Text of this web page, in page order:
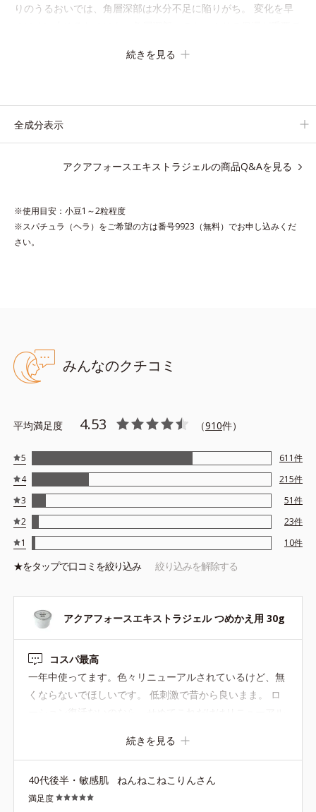
りのうるおいでは、角層深部は水分不足に陥りがち。 変化を早
アクアフォースエキストラジェルは、コクのあるジェルが肌にな
ス、オリゴペプチド配合＝保湿成分
●ヒアルロン酸Na配合＝肌を保護する保湿成分
●ピュアアクアエッセンス（アクアジェリーマトリックス（R）、ゴ
ボウ根エキス、アミノ酸コンプレックスをブレンドしたオルビス
続きを見る
全成分表示
アクアフォースエキストラジェルの商品Q&Aを見る
※使用目安：小豆1～2粒程度
※スパチュラ（ヘラ）をご希望の方は番号9923（無料）でお申し込みくだ
さい。
みんなのクチコミ
平均満足度 4.53 （910件）
5 611件
4
215件
3
51件
2
23件
1
10件
★をタップで口コミを絞り込み 絞り込みを解除する
アクアフォースエキストラジェル つめかえ用 30g
コスパ最高
一年中使ってます。色々リニューアルされているけど、無
くならないでほしいです。 低刺激で昔から良いまま。 ロ
続きを見る
40代後半・敏感肌 ねんねこねこりんさん
満足度